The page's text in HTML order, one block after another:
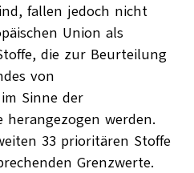
fallen jedoch nicht
Union als
die zur Beurteilung
von
Sinne der
herangezogen werden.
33 prioritären Stoffe
Grenzwerte.